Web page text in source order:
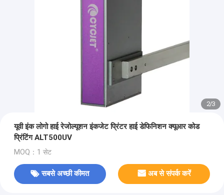
2/3
यूवी इंक लोगो हाई रेजोल्यूशन इंकजेट प्रिंटर हाई डेफिनिशन क्यूआर कोड
प्रिंटिंग ALT500UV
MOQ：1 सेट
सबसे अच्छी कीमत अब से संपर्क करें